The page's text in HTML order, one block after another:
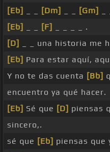
[Eb]
[Dm] [Gm]
_
[Eb]
[F]
_ _ _ _ .
[D]
_ _ una historia me
[Eb] Para estar aquí,
Y no te das cuenta [Bb]
encuentro ya qué hacer.
[Eb] Sé que [D] piensas
sincero,.
sé que [Eb] piensas que